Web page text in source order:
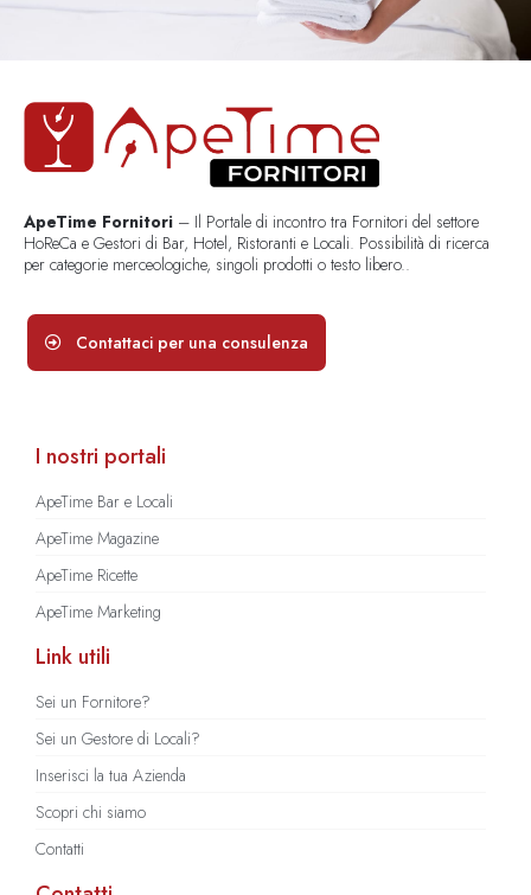
ApeTime Fornitori – Il Portale di incontro tra Fornitori del settore
HoReCa e Gestori di Bar, Hotel, Ristoranti e Locali. Possibilità di ricerca
per categorie merceologiche, singoli prodotti o testo libero..
Contattaci per una consulenza
I nostri portali
ApeTime Bar e Locali
ApeTime Magazine
ApeTime Ricette
ApeTime Marketing
Link utili
Sei un Fornitore?
Sei un Gestore di Locali?
Inserisci la tua Azienda
Scopri chi siamo
Contatti